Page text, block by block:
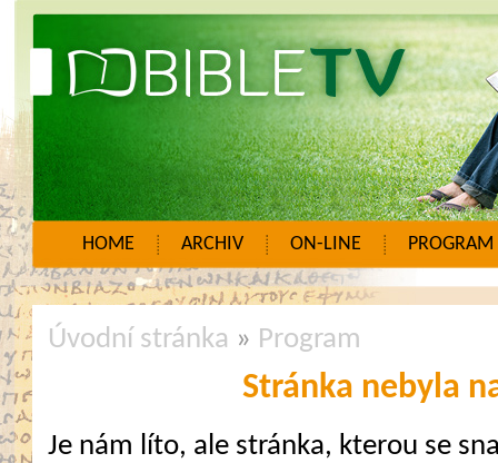
HOME ARCHIV ON-LINE PROGRAM
Úvodní stránka » Program
Stránka nebyla
Je nám líto, ale stránka, kterou se